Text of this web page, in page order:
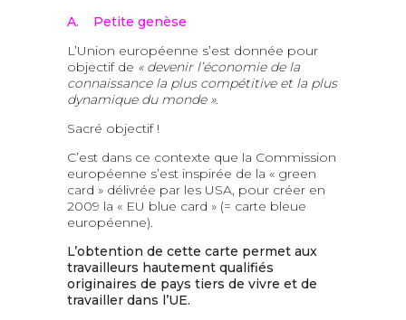
A. Petite genèse
L’Union européenne s’est donnée pour
objectif de « devenir l’économie de la
connaissance la plus compétitive et la plus
dynamique du monde ».
Sacré objectif !
C’est dans ce contexte que la Commission
européenne s’est inspirée de la « green
card » délivrée par les USA, pour créer en
2009 la « EU blue card » (= carte bleue
européenne).
L’obtention de cette carte permet aux
travailleurs hautement qualifiés
originaires de pays tiers de vivre et de
travailler dans l’UE.